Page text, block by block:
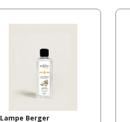
Lampe Berger